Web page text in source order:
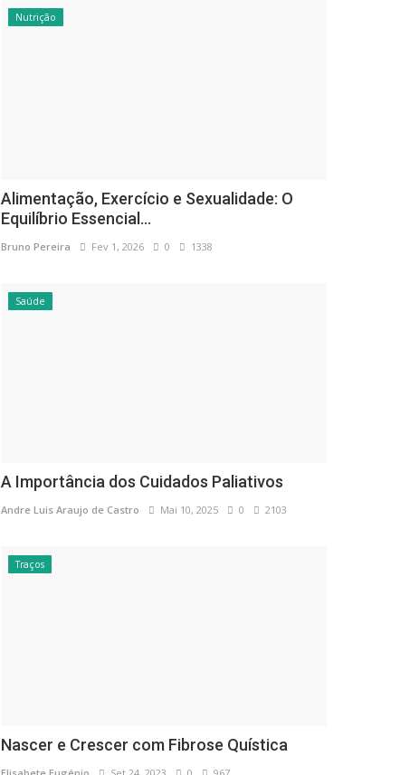
Nutrição
Alimentação, Exercício e Sexualidade: O
Equilíbrio Essencial...
Bruno Pereira Fev 1, 2026 0 1338
Saúde
A Importância dos Cuidados Paliativos
Andre Luis Araujo de Castro Mai 10, 2025 0 2103
Traços
Nascer e Crescer com Fibrose Quística